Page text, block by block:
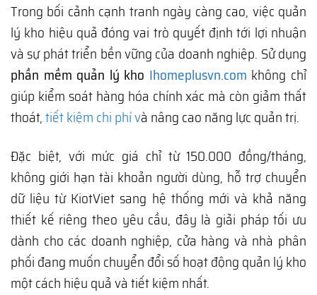
Trong bối cảnh cạnh tranh ngày càng cao, việc quản
lý kho hiệu quả đóng vai trò quyết định tới lợi nhuận
và sự phát triển bền vững của doanh nghiệp. Sử dụng
phần mềm quản lý kho Ihomeplusvn.com không chỉ
giúp kiểm soát hàng hóa chính xác mà còn giảm thất
thoát,tiết kiệm chi phí và nâng cao năng lực quản trị.
Đặc biệt, với mức giá chỉ từ 150.000 đồng/tháng,
không giới hạn tài khoản người dùng, hỗ trợ chuyển
dữ liệu từ KiotViet sang hệ thống mới và khả năng
thiết kế riêng theo yêu cầu, đây là giải pháp tối ưu
dành cho các doanh nghiệp, cửa hàng và nhà phân
phối đang muốn chuyển đổi số hoạt động quản lý kho
một cách hiệu quả và tiết kiệm nhất.